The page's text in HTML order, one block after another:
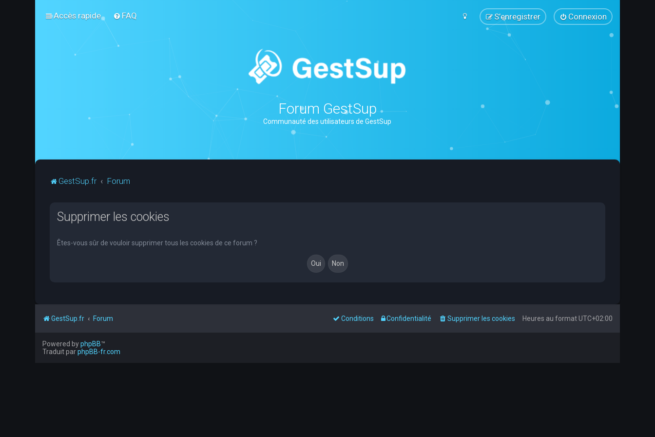
Accès rapide FAQ Connexion
S’enregistrer
Forum GestSup
Communauté des utilisateurs de GestSup
GestSup.fr Forum
Supprimer les cookies
Êtes-vous sûr de vouloir supprimer tous les cookies de ce forum ?
GestSup.fr Forum Heures au formatUTC+02:00
Supprimer les cookies
Confidentialité
Conditions
Powered byphpBB™
Traduit parphpBB-fr.com